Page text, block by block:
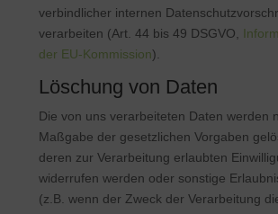
verbindlicher internen
verarbeiten (Art. 44 bis 49 DSGVO,
der EU-Kommission).
Löschung von Daten
Die von uns verarbeiteten Daten werden
Maßgabe der gesetzlichen Vorgaben
deren zur Verarbeitung erlaubten
widerrufen werden oder sonstige
(z.B. wenn der Zweck der Verarbeitung